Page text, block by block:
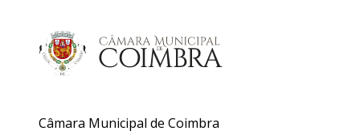
Câmara Municipal de Coimbra